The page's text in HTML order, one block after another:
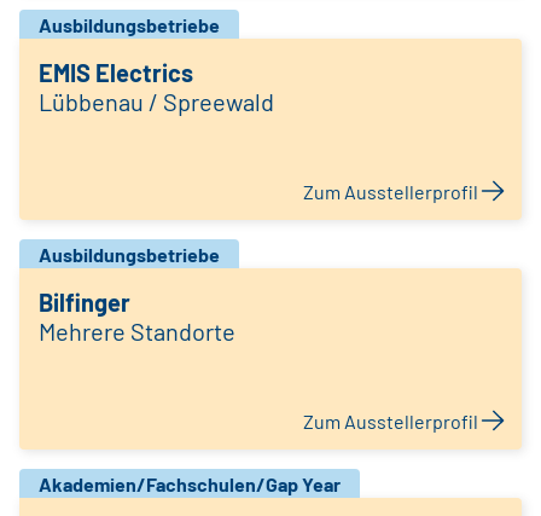
Ausbildungsbetriebe
EMIS Electrics
Lübbenau / Spreewald
Zum Ausstellerprofil
Ausbildungsbetriebe
Bilfinger
Mehrere Standorte
Zum Ausstellerprofil
Akademien/Fachschulen/Gap Year